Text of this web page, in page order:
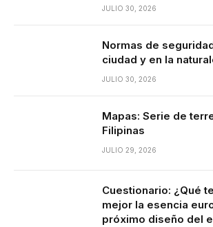
JULIO 30, 2026
Normas de
ciudad y en la
JULIO 30, 2026
Mapas: Serie de
Filipinas
JULIO 29, 2026
Cuestionario: ¿Qué
mejor la esencia
próximo diseño del